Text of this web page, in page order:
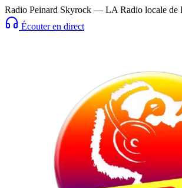
Radio Peinard Skyrock — LA Radio locale de
Écouter en direct